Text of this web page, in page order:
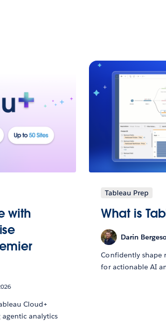
with
Cloud+
analytics
Tableau Prep
What is
Darin
Confidently shape
for actionable AI